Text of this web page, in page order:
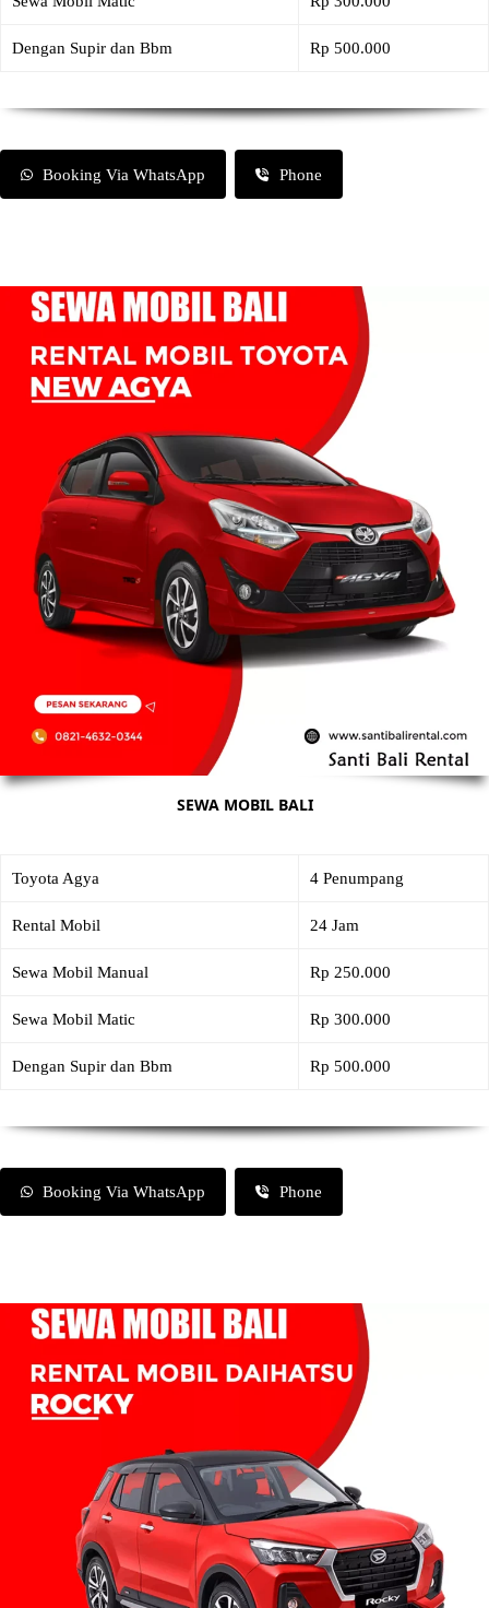
Dengan Supir dan Bbm Rp 500.000
Booking Via WhatsApp Phone
SEWA MOBIL BALI
Toyota Agya 4 Penumpang
Rental Mobil 24 Jam
Sewa Mobil Manual Rp 250.000
Sewa Mobil Matic Rp 300.000
Dengan Supir dan Bbm Rp 500.000
Booking Via WhatsApp Phone